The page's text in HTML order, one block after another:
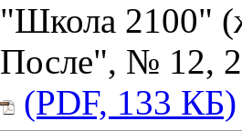
"Школа 2100"
После", № 12,
(PDF, 133 КБ)